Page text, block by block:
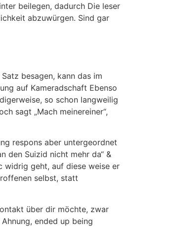
beilegen, dadurch Die leser
abzuwürgen. Sind gar
besagen, kann das im
auf Kameradschaft Ebenso
so schon langweilig
sagt „Mach meinereiner“,
respons aber untergeordnet
den Suizid nicht mehr da“ &
widrig geht, auf diese weise er
selbst, statt
über dir möchte, zwar
ended up being